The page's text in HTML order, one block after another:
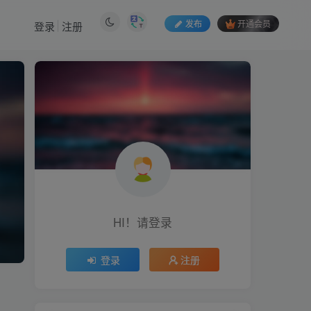
发布 开通会员
登录 注册
HI！请登录
登录 注册